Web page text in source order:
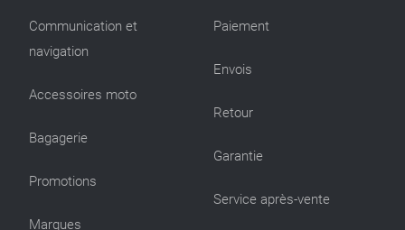
Communication et
navigation
Accessoires moto
Bagagerie
Promotions
Marques
Paiement
Envois
Retour
Garantie
Service après-vente